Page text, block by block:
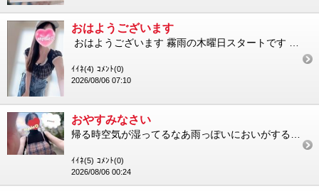
おはようございます
ｲｲﾈ(4) ｺﾒﾝﾄ(0)
2026/08/06 07:10
おやすみなさい
ｲｲﾈ(5) ｺﾒﾝﾄ(0)
2026/08/06 00:24